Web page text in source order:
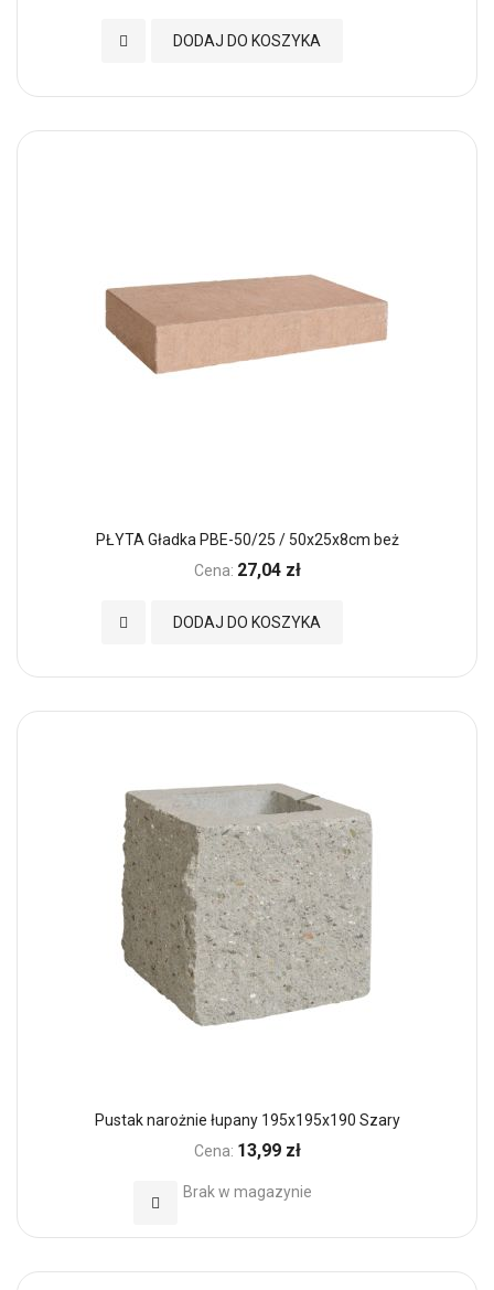
DODAJ DO KOSZYKA
Dodaj do Ulubionych
PŁYTA Gładka PBE-50/25 / 50x25x8cm beż
Cena: 27,04 zł
DODAJ DO KOSZYKA
Dodaj do Ulubionych
Pustak narożnie łupany 195x195x190 Szary
Cena: 13,99 zł
Brak w magazynie
Dodaj do Ulubionych